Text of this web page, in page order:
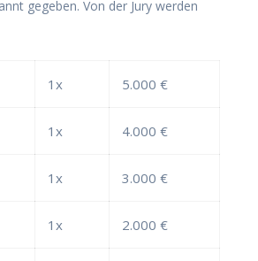
gegeben. Von der Jury werden
1x 5.000 €
1x 4.000 €
1x 3.000 €
1x 2.000 €